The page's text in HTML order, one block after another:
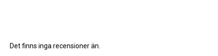
Det finns inga recensioner än.